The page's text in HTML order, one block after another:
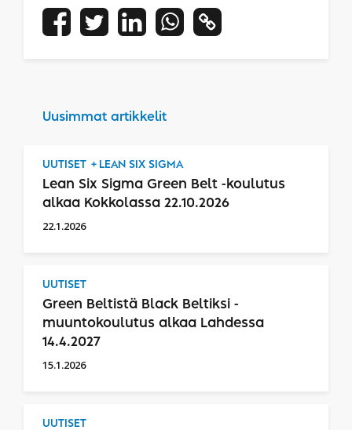
Uusimmat artikkelit
UUTISET LEAN SIX SIGMA
Lean Six Sigma Green Belt -koulutus
alkaa Kokkolassa 22.10.2026
22.1.2026
UUTISET
Green Beltistä Black Beltiksi -
muuntokoulutus alkaa Lahdessa
14.4.2027
15.1.2026
UUTISET